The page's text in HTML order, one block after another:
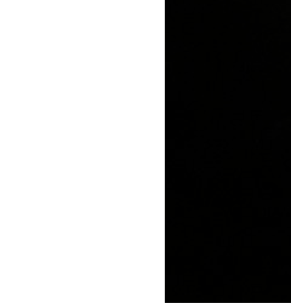
이군이 불법 군시설 건
[속보]美중부 사령관,